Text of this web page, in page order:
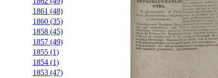
1861 (48)
1860 (35)
1858 (45)
1857 (49)
1855 (1)
1854 (1)
1853 (47)